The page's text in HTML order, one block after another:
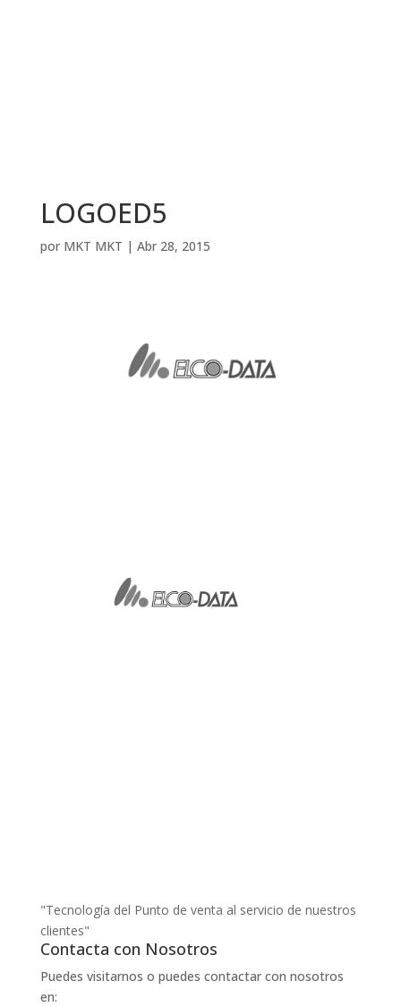
LOGOED5
por MKT MKT | Abr 28, 2015
"Tecnología del Punto de venta al servicio de nuestros
clientes"
Contacta con Nosotros
Puedes visitarnos o puedes contactar con nosotros
en: